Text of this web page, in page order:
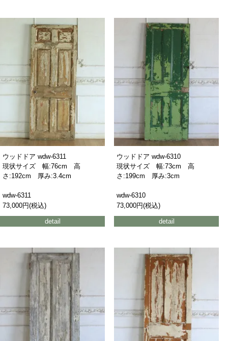
ウッドドア wdw-6311
現状サイズ 幅:76cm 高
さ:192cm 厚み:3.4cm
wdw-6311
73,000円(税込)
detail
ウッドドア wdw-6310
現状サイズ 幅:73cm 高
さ:199cm 厚み:3cm
wdw-6310
73,000円(税込)
detail